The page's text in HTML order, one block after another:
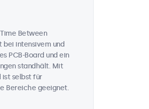
Between
bei intensivem und
PCB-Board und ein
standhält. Mit
ist selbst für
Bereiche geeignet.